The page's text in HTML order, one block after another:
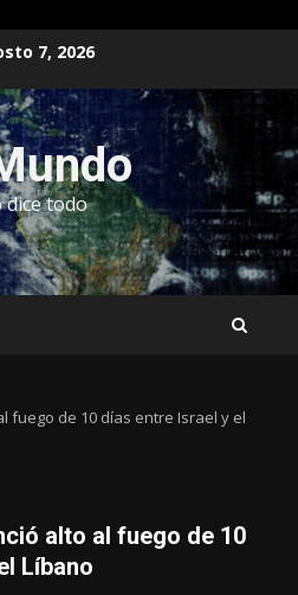
7, 2026
dice todo
fuego de 10 días entre Israel y el
alto al fuego de 10
Líbano